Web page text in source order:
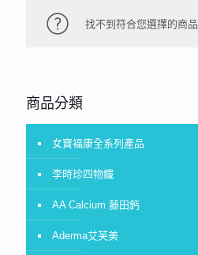
找不到符合您選擇的商品
商品分類
女寶福康全系列產品
李時珍四物鐵
AA Calcium 藤田鈣
Aderma艾芙美